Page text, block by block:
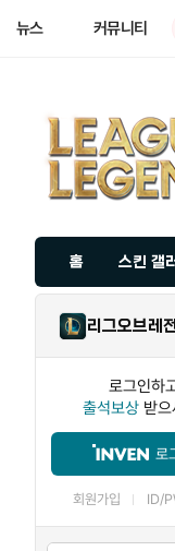
뉴스 커뮤니티
홈 스킨 갤
리그오브레
로그인하
출석보상 받
로
회원가입 ID/